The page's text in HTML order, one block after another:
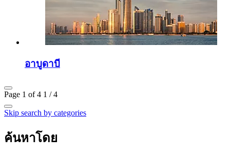
อาบูดาบี
Page 1 of 4 1 / 4
Skip search by categories
ค้นหาโดย